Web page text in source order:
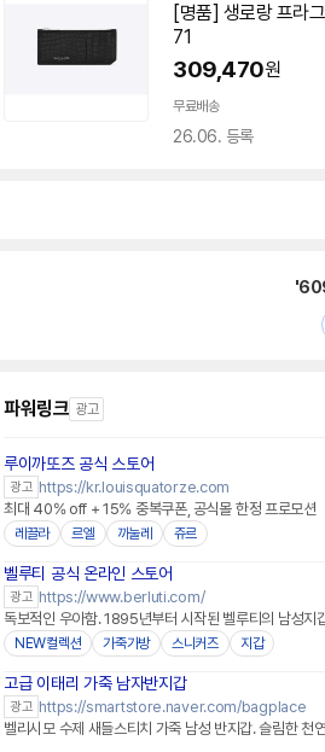
[명품] 생로랑 프라
71
309,470원
무료배송
26.06. 등록
파워링크 광고
루이까또즈 공식 스토어
광고 https://kr.louisquatorze.com
최대 40% off + 15% 중복쿠폰, 공식몰 한정 프로모션
레끌라 르엘 까눌레 쥬르
벨루티 공식 온라인 스토어
광고 https://www.berluti.com/
독보적인 우아함. 1895년부터 시작된 벨루티의 남성지
NEW컬렉션 가죽가방 스니커즈 지갑
고급 이태리 가죽 남자반지갑
광고 https://smartstore.naver.com/bagplace
벨리시모 수제 새들스티치 가죽 남성 반지갑. 슬림한 천